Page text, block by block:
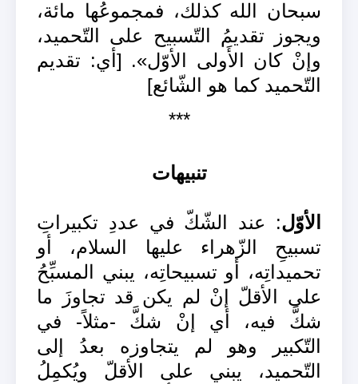
سبحان الله كذلك، فمجموعُها مائة،
ويجوز تقديمُ التّسبيح على التّحميد،
وإنْ كان الأَولى الأوّل». [أي: تقديم
التّحميد كما هو الشّائع]
***
تنبيهات
الأوّل: عند الشّكّ في عددِ تكبيراتِ
تسبيحِ الزّهراء عليها السلام، أو
تحميداتِه، أو تسبيحاتِه، يبني المسبِّحُ
على الأقلّ إنْ لم يكن قد تجاوزَ ما
شكَّ فيه، أي إنْ شكَّ -مثلاً- في
التّكبير وهو لم يتجاوزه بعدُ إلى
التّحميد، يبني على الأقلّ ويُكمِلُ